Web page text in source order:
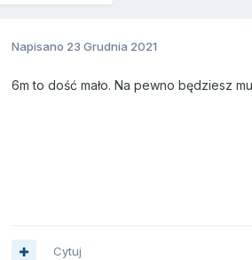
Napisano 23 Grudnia 2021
6m to dość mało. Na pewno będziesz
Cytuj